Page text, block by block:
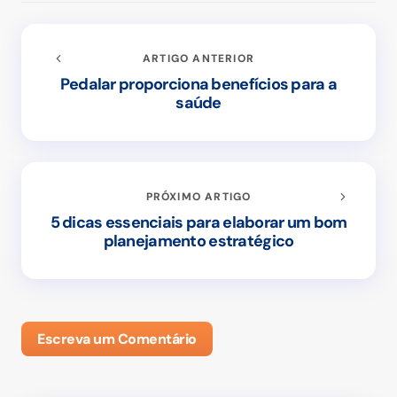
ARTIGO ANTERIOR
Pedalar proporciona benefícios para a
saúde
PRÓXIMO ARTIGO
5 dicas essenciais para elaborar um bom
planejamento estratégico
Escreva um Comentário